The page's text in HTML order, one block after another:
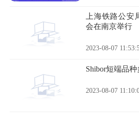
上海铁路公
会在南京举行
2023-08-07
Shibor短端品
2023-08-07